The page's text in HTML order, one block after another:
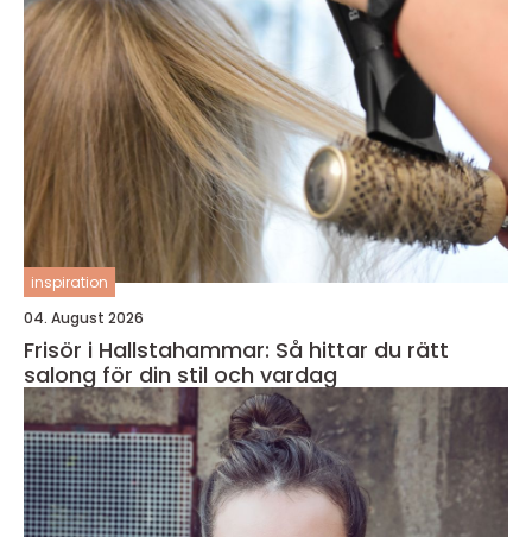
inspiration
04. August 2026
Frisör i Hallstahammar: Så hittar du rätt
salong för din stil och vardag